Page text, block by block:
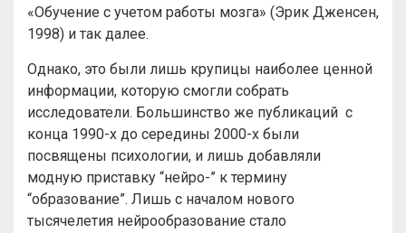
«Обучение с учетом работы мозга» (Эрик Дженсен,
1998) и так далее.
Однако, это были лишь крупицы наиболее ценной
информации, которую смогли собрать
исследователи. Большинство же публикаций с
конца 1990-х до середины 2000-х были
посвящены психологии, и лишь добавляли
модную приставку “нейро-” к термину
“образование”. Лишь с началом нового
тысячелетия нейрообразование стало